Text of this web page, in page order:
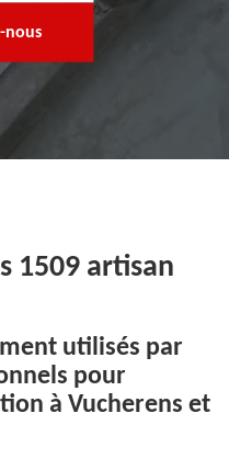
nous
1509 artisan
utilisés par
pour
à Vucherens et